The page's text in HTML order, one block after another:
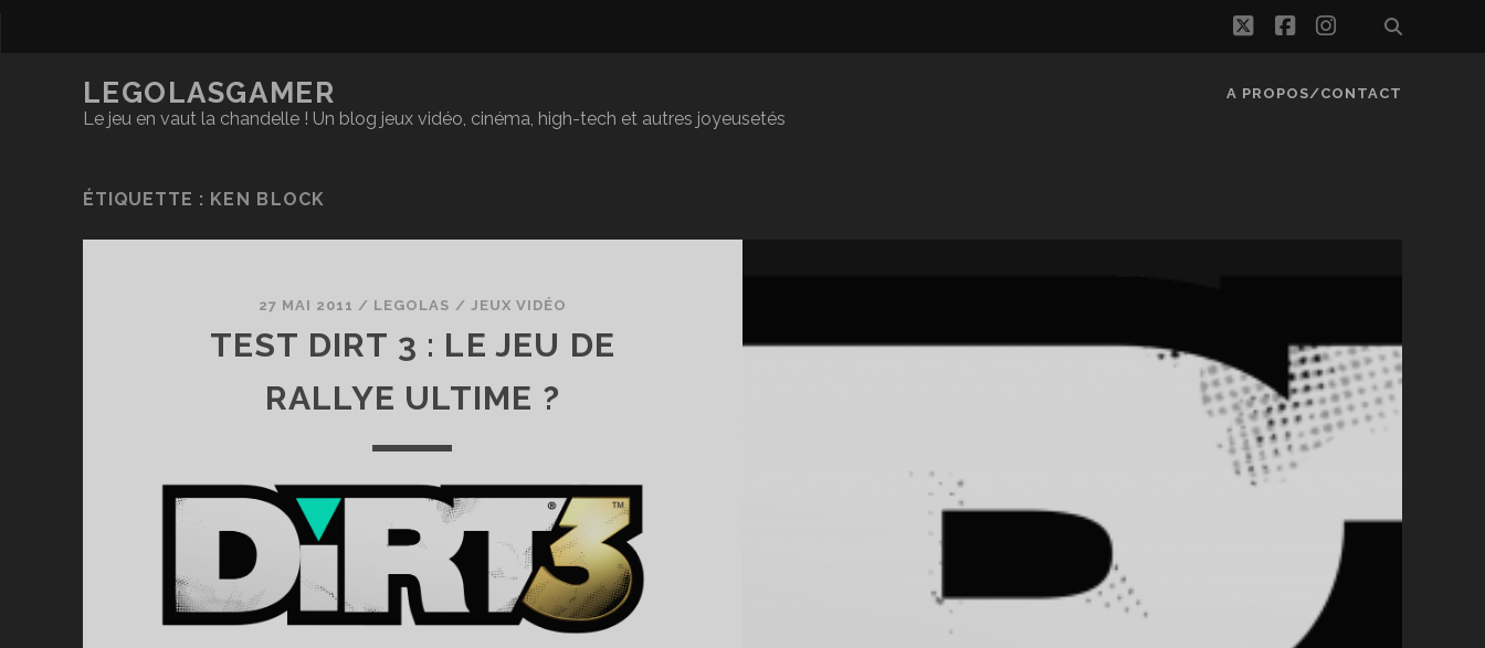
twitterfacebook
instagram
LEGOLASGAMER
Le jeu en vaut la chandelle ! Un blog jeux vidéo, cinéma, high-tech et autres joyeusetés
A PROPOS/CONTACT
ÉTIQUETTE : KEN BLOCK
27 MAI 2011 / LEGOLAS / JEUX VIDÉO
TEST DIRT 3 : LE JEU DE
RALLYE ULTIME ?